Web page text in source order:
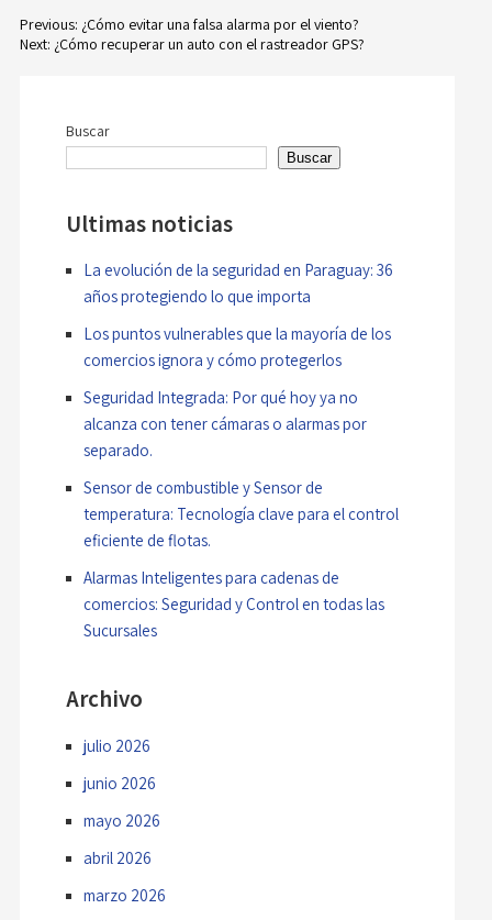
entradas
Previous: ¿Cómo evitar una falsa alarma por el viento?
Next: ¿Cómo recuperar un auto con el rastreador GPS?
Buscar
Buscar
Ultimas noticias
La evolución de la seguridad en Paraguay: 36
años protegiendo lo que importa
Los puntos vulnerables que la mayoría de los
comercios ignora y cómo protegerlos
Seguridad Integrada: Por qué hoy ya no
alcanza con tener cámaras o alarmas por
separado.
Sensor de combustible y Sensor de
temperatura: Tecnología clave para el control
eficiente de flotas.
Alarmas Inteligentes para cadenas de
comercios: Seguridad y Control en todas las
Sucursales
Archivo
julio 2026
junio 2026
mayo 2026
abril 2026
marzo 2026